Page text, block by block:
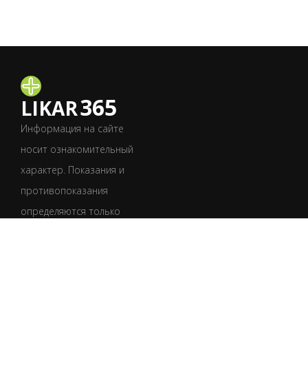
LIKAR365
Информация на сайте
носит ознакомительный
характер. Показания и
противопоказания
определяются только